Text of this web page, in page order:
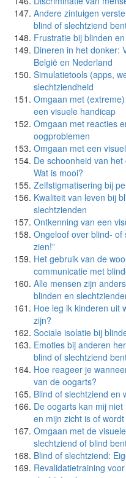
Andere zintuigen
blind of slechtziend
Frustratie bij blinden
Dineren in het donker:
België en Nederland
Simulatietools (apps,
slechtziendheid
Omgaan met
een visuele handicap
Omgaan met reacties
oogproblemen
Omgaan met een
De schoonheid van het
Wat is mooi?
Zelfstigmatisering bij
Kwaliteit van leven bij
slechtzienden
Ontkenning van een
Ongeloof over blind- of
zien!”
Het gebruik van de
communicatie met
Alle mensen zijn
blinden en
Hoe leg ik kinderen uit
zijn?
Sociale isolatie bij
Emoties bij anderen
blind of slechtziend
Hoe reageer je
van de oogarts?
Blind of slechtziend en
De oogarts kan mij
en mijn zicht is of
Omgaan met de
slechtziend of blind
Blind of slechtziend:
Revalidatietraining